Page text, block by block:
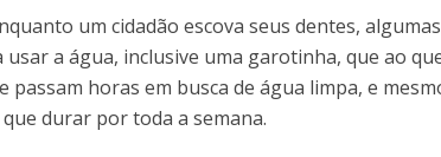
um cidadão escova seus dentes,
a água, inclusive uma garotinha, que ao
passam horas em busca de água limpa, e
durar por toda a semana.